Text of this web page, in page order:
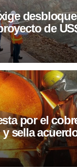
de
15 años
por el
sella
siete